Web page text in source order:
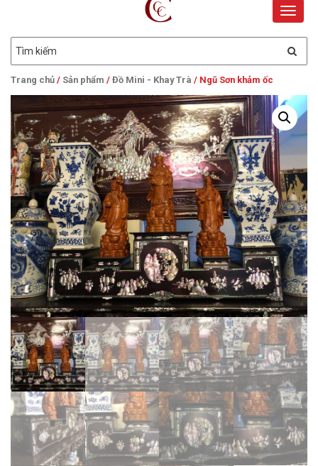
Toggle
Trang chủ / Sản phẩm / Đồ Mini - Khay Trà / Ngũ Sơn khảm ốc